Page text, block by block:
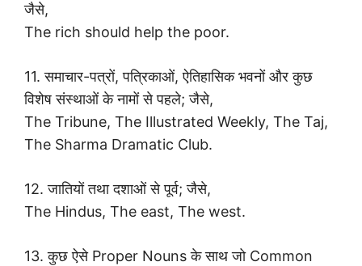
जैसे,
The rich should help the poor.
11. समाचार-पत्रों, पत्रिकाओं, ऐतिहासिक भवनों और कुछ
विशेष संस्थाओं के नामों से पहले; जैसे,
The Tribune, The Illustrated Weekly, The Taj,
The Sharma Dramatic Club.
12. जातियों तथा दशाओं से पूर्व; जैसे,
The Hindus, The east, The west.
13. कुछ ऐसे Proper Nouns के साथ जो Common